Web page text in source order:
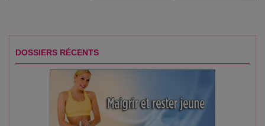
DOSSIERS RÉCENTS